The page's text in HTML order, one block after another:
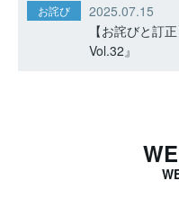
お詫び
2025.07.15
【お詫びと訂
Vol.32』